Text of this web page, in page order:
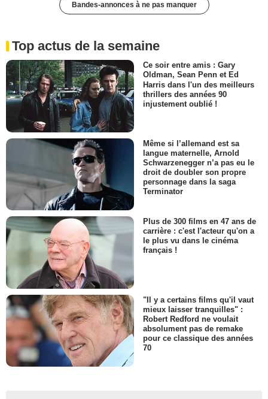
Bandes-annonces à ne pas manquer
Top actus de la semaine
Ce soir entre amis : Gary
Oldman, Sean Penn et Ed
Harris dans l'un des meilleurs
thrillers des années 90
injustement oublié !
Même si l’allemand est sa
langue maternelle, Arnold
Schwarzenegger n’a pas eu le
droit de doubler son propre
personnage dans la saga
Terminator
Plus de 300 films en 47 ans de
carrière : c'est l'acteur qu'on a
le plus vu dans le cinéma
français !
"Il y a certains films qu'il vaut
mieux laisser tranquilles" :
Robert Redford ne voulait
absolument pas de remake
pour ce classique des années
70